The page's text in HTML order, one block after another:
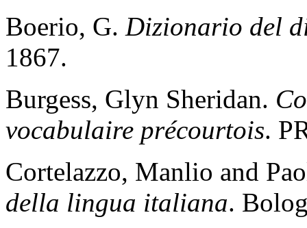
Boerio, G. Dizionario del
1867.
Burgess, Glyn Sheridan.
vocabulaire précourtois.
Cortelazzo, Manlio and
della lingua italiana.